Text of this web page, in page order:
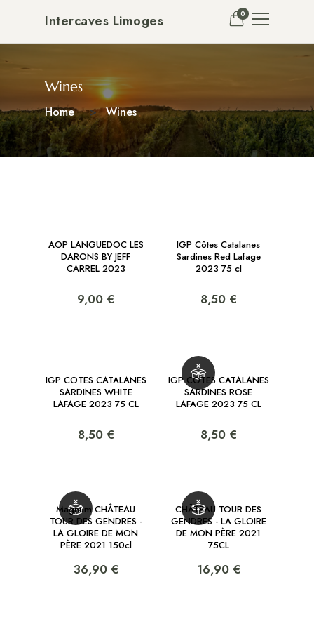
Intercaves Limoges 0
Wines
Home Wines
AOP LANGUEDOC LES
DARONS BY JEFF
CARREL 2023
9,00 €
IGP Côtes Catalanes
Sardines Red Lafage
2023 75 cl
8,50 €
IGP COTES CATALANES
SARDINES WHITE
LAFAGE 2023 75 CL
8,50 €
IGP COTES CATALANES
SARDINES ROSE
LAFAGE 2023 75 CL
8,50 €
Magnum CHÂTEAU
TOUR DES GENDRES -
LA GLOIRE DE MON
PÈRE 2021 150cl
36,90 €
CHÂTEAU TOUR DES
GENDRES - LA GLOIRE
DE MON PÈRE 2021
75CL
16,90 €